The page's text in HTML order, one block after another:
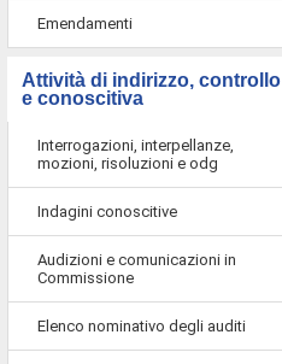
Emendamenti
Attività di indirizzo, controllo
e conoscitiva
Interrogazioni, interpellanze,
mozioni, risoluzioni e odg
Indagini conoscitive
Audizioni e comunicazioni in
Commissione
Elenco nominativo degli auditi